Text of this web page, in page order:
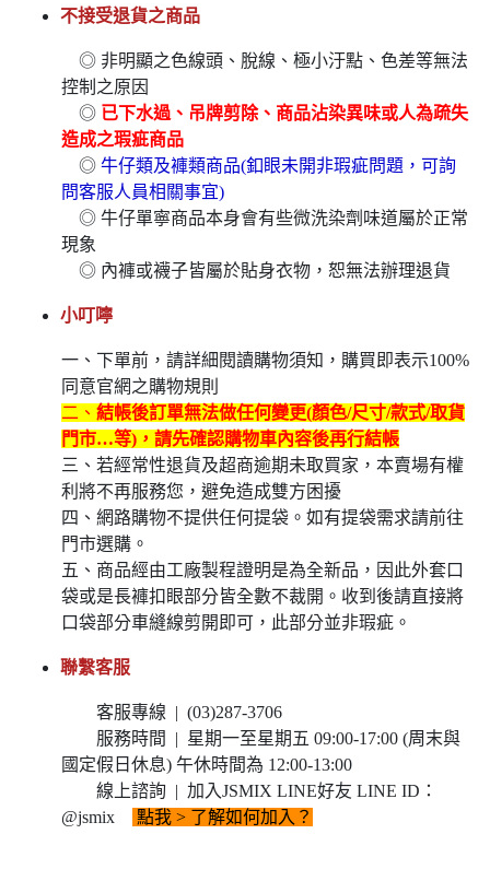
不接受退貨之商品
◎ 非明顯之色線頭、脫線、極小汙點、色差等無法
控制之原因
◎ 已下水過、吊牌剪除、商品沾染異味或人為疏失
造成之瑕疵商品
◎ 牛仔類及褲類商品(釦眼未開非瑕疵問題，可詢
問客服人員相關事宜)
◎ 牛仔單寧商品本身會有些微洗染劑味道屬於正常
現象
◎ 內褲或襪子皆屬於貼身衣物，恕無法辦理退貨
小叮嚀
一、下單前，請詳細閱讀購物須知，購買即表示100%
同意官網之購物規則
二、 結帳後訂單無法做任何變更(顏色/尺寸/款式/取貨
門市…等)，請先確認購物車內容後再行結帳
三、若經常性退貨及超商逾期未取買家，本賣場有權
利將不再服務您，避免造成雙方困擾
四、網路購物不提供任何提袋。如有提袋需求請前往
門市選購。
五、商品經由工廠製程證明是為全新品，因此外套口
袋或是長褲扣眼部分皆全數不裁開。收到後請直接將
口袋部分車縫線剪開即可，此部分並非瑕疵。
聯繫客服
客服專線 | (03)287-3706
服務時間 | 星期一至星期五 09:00-17:00 (周末與
國定假日休息) 午休時間為 12:00-13:00
線上諮詢 | 加入JSMIX LINE好友 LINE ID：
@jsmix
點我 > 了解如何加入？